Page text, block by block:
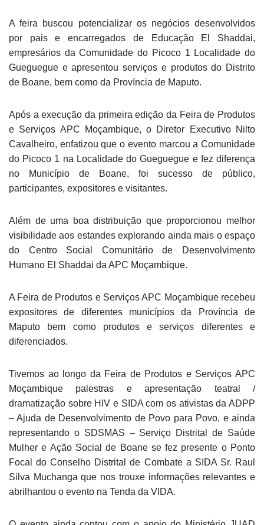
A feira buscou potencializar os negócios desenvolvidos
por pais e encarregados de Educação El Shaddai,
empresários da Comunidade do Picoco 1 Localidade do
Gueguegue e apresentou serviços e produtos do Distrito
de Boane, bem como da Província de Maputo.
Após a execução da primeira edição da Feira de Produtos
e Serviços APC Moçambique, o Diretor Executivo Nilto
Cavalheiro, enfatizou que o evento marcou a Comunidade
do Picoco 1 na Localidade do Gueguegue e fez diferença
no Município de Boane, foi sucesso de público,
participantes, expositores e visitantes.
Além de uma boa distribuição que proporcionou melhor
visibilidade aos estandes explorando ainda mais o espaço
do Centro Social Comunitário de Desenvolvimento
Humano El Shaddai da APC Moçambique.
A Feira de Produtos e Serviços APC Moçambique recebeu
expositores de diferentes municípios da Província de
Maputo bem como produtos e serviços diferentes e
diferenciados.
Tivemos ao longo da Feira de Produtos e Serviços APC
Moçambique palestras e apresentação teatral /
dramatização sobre HIV e SIDA com os ativistas da ADPP
– Ajuda de Desenvolvimento de Povo para Povo, e ainda
representando o SDSMAS – Serviço Distrital de Saúde
Mulher e Ação Social de Boane se fez presente o Ponto
Focal do Conselho Distrital de Combate a SIDA Sr. Raul
Silva Muchanga que nos trouxe informações relevantes e
abrilhantou o evento na Tenda da VIDA.